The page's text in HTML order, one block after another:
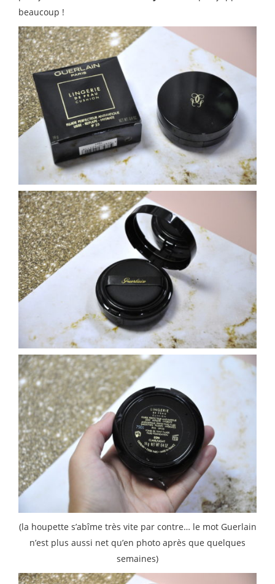
beaucoup !
(la houpette s’abîme très vite par contre… le mot Guerlain
n’est plus aussi net qu’en photo après que quelques
semaines)